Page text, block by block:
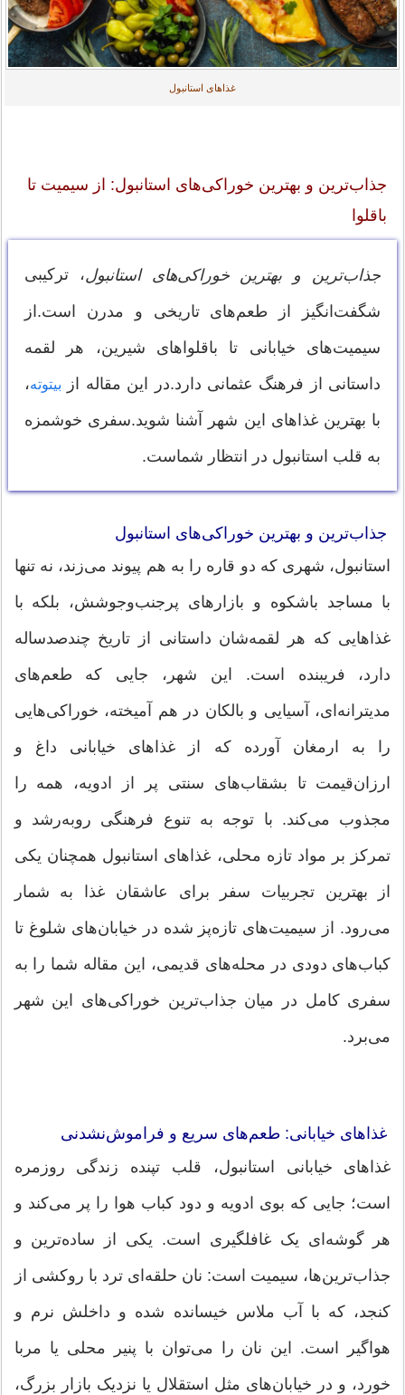
غذاهای استانبول
جذاب‌ترین و بهترین خوراکی‌های استانبول: از سیمیت تا
باقلوا
جذاب‌ترین و بهترین خوراکی‌های استانبول، ترکیبی
شگفت‌انگیز از طعم‌های تاریخی و مدرن است.از
سیمیت‌های خیابانی تا باقلواهای شیرین، هر لقمه
داستانی از فرهنگ عثمانی دارد.در این مقاله از
بیتوته،
با بهترین غذاهای این شهر آشنا شوید.سفری خوشمزه
به قلب استانبول در انتظار شماست.
جذاب‌ترین و بهترین خوراکی‌های استانبول
استانبول، شهری که دو قاره را به هم پیوند می‌زند، نه تنها
با مساجد باشکوه و بازارهای پرجنب‌وجوشش، بلکه با
غذاهایی که هر لقمه‌شان داستانی از تاریخ چندصدساله
دارد، فریبنده است. این شهر، جایی که طعم‌های
مدیترانه‌ای، آسیایی و بالکان در هم آمیخته، خوراکی‌هایی
را به ارمغان آورده که از غذاهای خیابانی داغ و
ارزان‌قیمت تا بشقاب‌های سنتی پر از ادویه، همه را
مجذوب می‌کند. با توجه به تنوع فرهنگی روبه‌رشد و
تمرکز بر مواد تازه محلی، غذاهای استانبول همچنان یکی
از بهترین تجربیات سفر برای عاشقان غذا به شمار
می‌رود. از سیمیت‌های تازه‌پز شده در خیابان‌های شلوغ تا
کباب‌های دودی در محله‌های قدیمی، این مقاله شما را به
سفری کامل در میان جذاب‌ترین خوراکی‌های این شهر
می‌برد.
غذاهای خیابانی: طعم‌های سریع و فراموش‌نشدنی
غذاهای خیابانی استانبول، قلب تپنده زندگی روزمره
است؛ جایی که بوی ادویه و دود کباب هوا را پر می‌کند و
هر گوشه‌ای یک غافلگیری است. یکی از ساده‌ترین و
جذاب‌ترین‌ها، سیمیت است: نان حلقه‌ای ترد با روکشی از
کنجد، که با آب ملاس خیسانده شده و داخلش نرم و
هواگیر است. این نان را می‌توان با پنیر محلی یا مربا
خورد، و در خیابان‌های مثل استقلال یا نزدیک بازار بزرگ،